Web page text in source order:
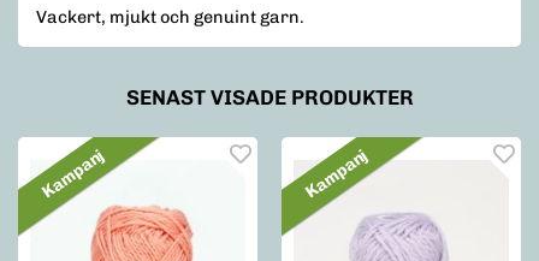
Vackert, mjukt och genuint garn.
SENAST VISADE PRODUKTER
Kampanj Kampanj